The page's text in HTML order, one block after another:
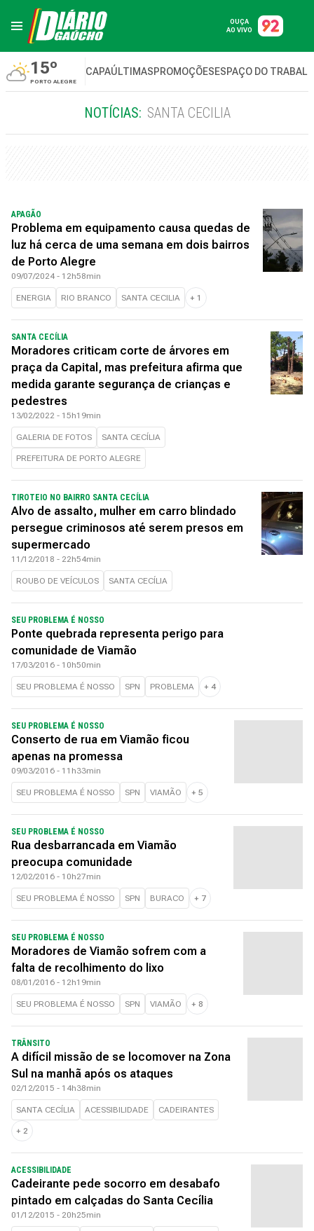
OUÇA
AO VIVO
15º
PORTO ALEGRE
CAPAÚLTIMASPROMOÇÕESESPAÇO DO
NOTÍCIAS: SANTA CECILIA
APAGÃO
Problema em equipamento causa quedas de
luz há cerca de uma semana em dois bairros
de Porto Alegre
09/07/2024 - 12h58min
ENERGIA RIO BRANCO SANTA CECILIA + 1
SANTA CECÍLIA
Moradores criticam corte de árvores em
praça da Capital, mas prefeitura afirma que
medida garante segurança de crianças e
pedestres
13/02/2022 - 15h19min
GALERIA DE FOTOS SANTA CECÍLIA
PREFEITURA DE PORTO ALEGRE
TIROTEIO NO BAIRRO SANTA CECÍLIA
Alvo de assalto, mulher em carro blindado
persegue criminosos até serem presos em
supermercado
11/12/2018 - 22h54min
ROUBO DE VEÍCULOS SANTA CECÍLIA
SEU PROBLEMA É NOSSO
Ponte quebrada representa perigo para
comunidade de Viamão
17/03/2016 - 10h50min
SEU PROBLEMA É NOSSO SPN PROBLEMA + 4
SEU PROBLEMA É NOSSO
Conserto de rua em Viamão ficou
apenas na promessa
09/03/2016 - 11h33min
SEU PROBLEMA É NOSSO SPN VIAMÃO + 5
SEU PROBLEMA É NOSSO
Rua desbarrancada em Viamão
preocupa comunidade
12/02/2016 - 10h27min
SEU PROBLEMA É NOSSO SPN BURACO + 7
SEU PROBLEMA É NOSSO
Moradores de Viamão sofrem com a
falta de recolhimento do lixo
08/01/2016 - 12h19min
SEU PROBLEMA É NOSSO SPN VIAMÃO + 8
TRÂNSITO
A difícil missão de se locomover na Zona
Sul na manhã após os ataques
02/12/2015 - 14h38min
SANTA CECÍLIA ACESSIBILIDADE CADEIRANTES
+ 2
ACESSIBILIDADE
Cadeirante pede socorro em desabafo
pintado em calçadas do Santa Cecília
01/12/2015 - 20h25min